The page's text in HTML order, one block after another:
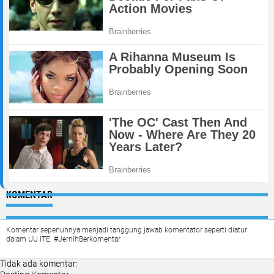
KOMENTAR
Komentar sepenuhnya menjadi tanggung jawab komentator seperti diatur
dalam UU ITE. #JernihBerkomentar
Tidak ada komentar: